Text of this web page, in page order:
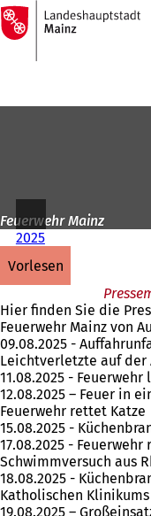
Inhalt anspringen
Zur
Startseite
Feuerwehr Mainz
2025
vorlesen
Hier finden Sie die
Feuerwehr Mainz von
09.08.2025 -
Leichtverletzte auf der
11.08.2025 -
12.08.2025 – Feuer in
Feuerwehr rettet Katze
15.08.2025 -
17.08.2025 -
Schwimmversuch aus
18.08.2025 -
Katholischen
19.08.2025 –